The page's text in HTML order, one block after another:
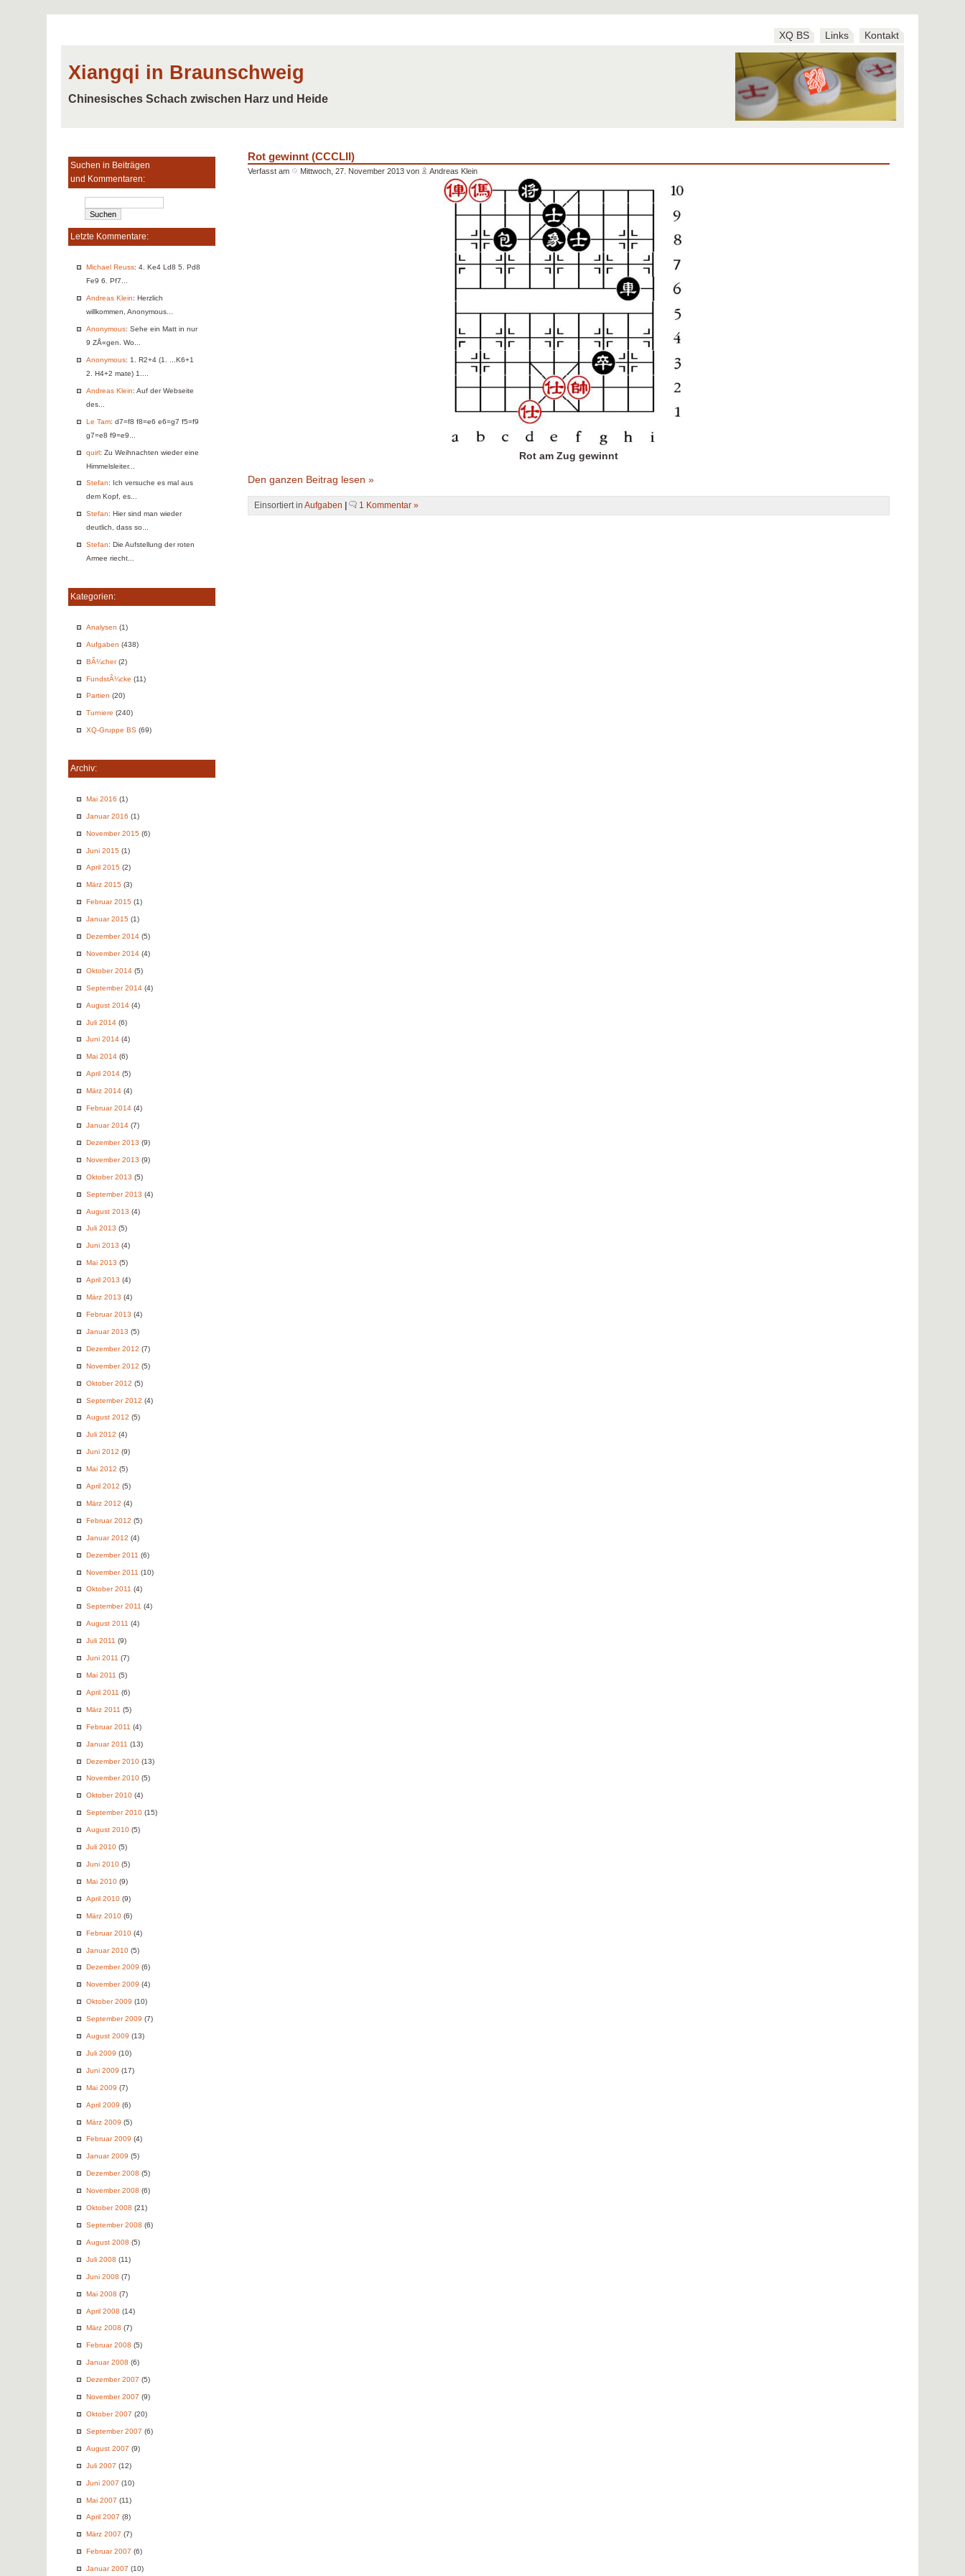
XQ BS Links Kontakt
Xiangqi in Braunschweig
Chinesisches Schach zwischen Harz und Heide
Suchen in Beiträgen
und Kommentaren:
Letzte Kommentare:
Michael Reuss: 4. Ke4 Ld8 5. Pd8
Fe9 6. Pf7...
Andreas Klein: Herzlich
willkommen, Anonymous...
Anonymous: Sehe ein Matt in nur
9 ZÅ«gen. Wo...
Anonymous: 1. R2+4 (1. ...K6+1
2. H4+2 mate) 1....
Andreas Klein: Auf der Webseite
des...
Le Tam: d7=f8 f8=e6 e6=g7 f5=f9
g7=e8 f9=e9...
quirl: Zu Weihnachten wieder eine
Himmelsleiter...
Stefan: Ich versuche es mal aus
dem Kopf, es...
Stefan: Hier sind man wieder
deutlich, dass so...
Stefan: Die Aufstellung der roten
Armee riecht...
Kategorien:
Analysen (1)
Aufgaben (438)
BÃ¼cher(2)
FundstÃ¼cke (11)
Partien (20)
Turniere (240)
XQ-Gruppe BS (69)
Archiv:
Mai 2016 (1)
Januar 2016 (1)
November 2015 (6)
Juni 2015 (1)
April 2015 (2)
März 2015 (3)
Februar 2015 (1)
Januar 2015 (1)
Dezember 2014 (5)
November 2014 (4)
Oktober 2014 (5)
September 2014 (4)
August 2014 (4)
Juli 2014 (6)
Juni 2014 (4)
Mai 2014 (6)
April 2014 (5)
März 2014 (4)
Februar 2014 (4)
Januar 2014 (7)
Dezember 2013 (9)
November 2013 (9)
Oktober 2013 (5)
September 2013 (4)
August 2013 (4)
Juli 2013 (5)
Juni 2013 (4)
Mai 2013 (5)
April 2013 (4)
März 2013 (4)
Februar 2013 (4)
Januar 2013 (5)
Dezember 2012 (7)
November 2012 (5)
Oktober 2012 (5)
September 2012 (4)
August 2012 (5)
Juli 2012 (4)
Juni 2012 (9)
Mai 2012 (5)
April 2012 (5)
März 2012 (4)
Februar 2012 (5)
Januar 2012 (4)
Dezember 2011 (6)
November 2011 (10)
Oktober 2011 (4)
September 2011 (4)
August 2011 (4)
Juli 2011 (9)
Juni 2011 (7)
Mai 2011 (5)
April 2011 (6)
März 2011 (5)
Februar 2011 (4)
Januar 2011 (13)
Dezember 2010 (13)
November 2010 (5)
Oktober 2010 (4)
September 2010 (15)
August 2010 (5)
Juli 2010 (5)
Juni 2010 (5)
Mai 2010 (9)
April 2010 (9)
März 2010 (6)
Februar 2010 (4)
Januar 2010 (5)
Dezember 2009 (6)
November 2009 (4)
Oktober 2009 (10)
September 2009 (7)
August 2009 (13)
Juli 2009 (10)
Juni 2009 (17)
Mai 2009 (7)
April 2009 (6)
März 2009 (5)
Februar 2009 (4)
Januar 2009 (5)
Dezember 2008 (5)
November 2008 (6)
Oktober 2008 (21)
September 2008 (6)
August 2008 (5)
Juli 2008 (11)
Juni 2008 (7)
Mai 2008 (7)
April 2008 (14)
März 2008 (7)
Februar 2008 (5)
Januar 2008 (6)
Dezember 2007 (5)
November 2007 (9)
Oktober 2007 (20)
September 2007 (6)
August 2007 (9)
Juli 2007 (12)
Juni 2007 (10)
Mai 2007 (11)
April 2007 (8)
März 2007 (7)
Februar 2007 (6)
Januar 2007 (10)
Rot gewinnt (CCCLII)
Verfasst am Mittwoch, 27. November 2013 von Andreas Klein
Rot am Zug gewinnt
Den ganzen Beitrag lesen »
Einsortiert inAufgaben 1 Kommentar »